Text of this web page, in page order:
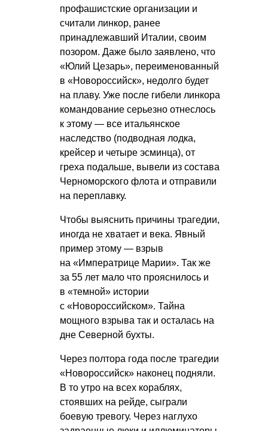
профашистские организации и
считали линкор, ранее
принадлежавший Италии, своим
позором. Даже было заявлено, что
«Юлий Цезарь», переименованный
в «Новороссийск», недолго будет
на плаву. Уже после гибели линкора
командование серьезно отнеслось
к этому — все итальянское
наследство (подводная лодка,
крейсер и четыре эсминца), от
греха подальше, вывели из состава
Черноморского флота и отправили
на переплавку.
Чтобы выяснить причины трагедии,
иногда не хватает и века. Явный
пример этому — взрыв
на «Императрице Марии». Так же
за 55 лет мало что прояснилось и
в «темной» истории
с «Новороссийском». Тайна
мощного взрыва так и осталась на
дне Северной бухты.
Через полтора года после трагедии
«Новороссийск» наконец подняли.
В то утро на всех кораблях,
стоявших на рейде, сыграли
боевую тревогу. Через наглухо